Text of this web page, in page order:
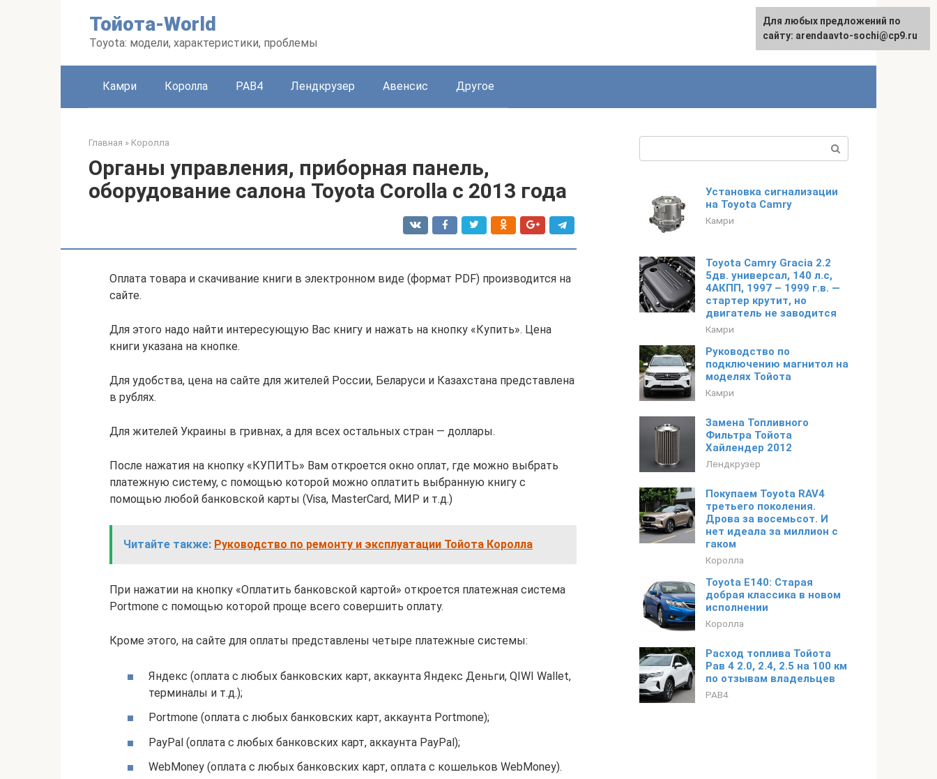
Тойота-World
Toyota: модели, характеристики, проблемы
English
Камри Королла РАВ4 Лендкрузер Авенсис Другое
Главная » Королла
Органы управления, приборная панель,
оборудование салона Toyota Corolla с 2013 года
Оплата товара и скачивание книги в электронном виде (формат PDF) производится на
сайте.
Для этого надо найти интересующую Вас книгу и нажать на кнопку «Купить». Цена
книги указана на кнопке.
Для удобства, цена на сайте для жителей России, Беларуси и Казахстана представлена
в рублях.
Для жителей Украины в гривнах, а для всех остальных стран — доллары.
После нажатия на кнопку «КУПИТЬ» Вам откроется окно оплат, где можно выбрать
платежную систему, с помощью которой можно оплатить выбранную книгу с
помощью любой банковской карты (Visa, MasterCard, МИР и т.д.)
Читайте также: Руководство по ремонту и эксплуатации Тойота Королла
При нажатии на кнопку «Оплатить банковской картой» откроется платежная система
Portmone с помощью которой проще всего совершить оплату.
Кроме этого, на сайте для оплаты представлены четыре платежные системы:
Яндекс (оплата с любых банковских карт, аккаунта Яндекс Деньги, QIWI Wallet,
терминалы и т.д.);
Portmone (оплата с любых банковских карт, аккаунта Portmone);
PayPal (оплата с любых банковских карт, аккаунта PayPal);
WebMoney (оплата с любых банковских карт, оплата с кошельков WebMoney).
Установка сигнализации
на Toyota Camry
Камри
Toyota Camry Gracia 2.2
5дв. универсал, 140 л.с,
4АКПП, 1997 – 1999 г.в. —
стартер крутит, но
двигатель не заводится
Камри
Руководство по
подключению магнитол на
моделях Тойота
Камри
Замена Топливного
Фильтра Тойота
Хайлендер 2012
Лендкрузер
Покупаем Toyota RAV4
третьего поколения.
Дрова за восемьсот. И
нет идеала за миллион с
гаком
Королла
Toyota E140: Старая
добрая классика в новом
исполнении
Королла
Расход топлива Тойота
Рав 4 2.0, 2.4, 2.5 на 100 км
по отзывам владельцев
РАВ4
Для любых предложений по
сайту: arendaavto-sochi@cp9.ru